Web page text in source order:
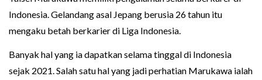
Indonesia. Gelandang asal Jepang berusia 26 tahun itu
mengaku betah berkarier di Liga Indonesia.
Banyak hal yang ia dapatkan selama tinggal di Indonesia
sejak 2021. Salah satu hal yang jadi perhatian Marukawa ialah